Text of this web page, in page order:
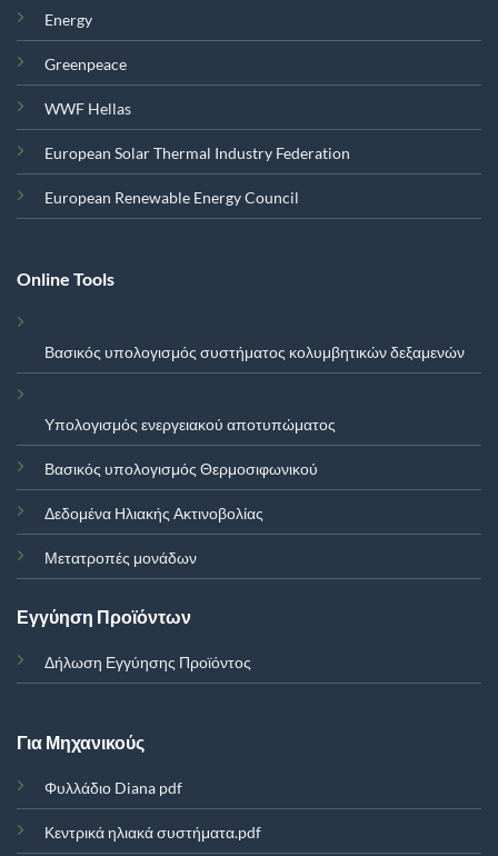
Energy
Greenpeace
WWF Hellas
European Solar Thermal Industry Federation
European Renewable Energy Council
Online Tools
Βασικός υπολογισμός συστήματος κολυμβητικών δεξαμενών
Υπολογισμός ενεργειακού αποτυπώματος
Βασικός υπολογισμός Θερμοσιφωνικού
Δεδομένα Ηλιακής Ακτινοβολίας
Μετατροπές μονάδων
Εγγύηση Προϊόντων
Δήλωση Εγγύησης Προϊόντος
Για Μηχανικούς
Φυλλάδιο Diana pdf
Κεντρικά ηλιακά συστήματα.pdf